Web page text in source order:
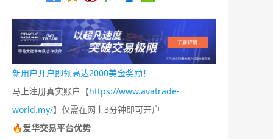
新用户开户即领高达2000美金奖励！
马上注册真实账户【https://www.avatrade-
world.my/】仅需在网上3分钟即可开户
🔥爱华交易平台优势